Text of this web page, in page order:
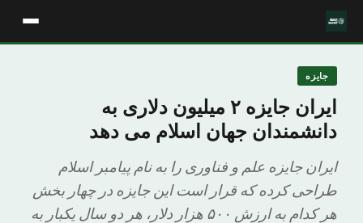
جایزه
ایران جایزه ۲ میلیون دلاری به
دانشمندان جهان اسلام می دهد
ایران جایزه علم و فناوری را به نام پیامبر اسلام
طراحی کرده که قرار است این جایزه در چهار بخش
هر کدام به ارزش ۵۰۰ هزار دلار، هر دو سال یکبار به